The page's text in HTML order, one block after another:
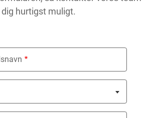
dig hurtigst muligt.